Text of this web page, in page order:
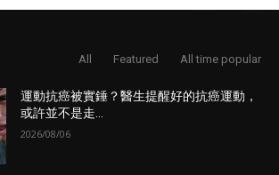
All Featured All time popular
運動抗癌被實錘？醫生提醒好的抗癌運動，
或許並不是走...
2026/08/06